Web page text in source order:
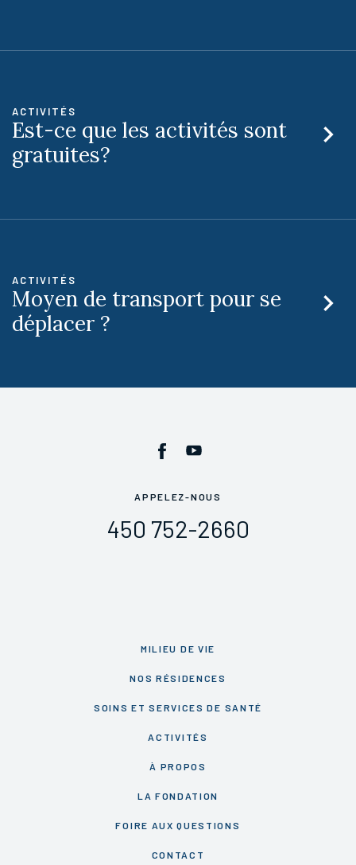
ACTIVITÉS
Est-ce que les activités sont
gratuites?
ACTIVITÉS
Moyen de transport pour se
déplacer ?
APPELEZ-NOUS
450 752-2660
MILIEU DE VIE
NOS RÉSIDENCES
SOINS ET SERVICES DE SANTÉ
ACTIVITÉS
À PROPOS
LA FONDATION
FOIRE AUX QUESTIONS
CONTACT